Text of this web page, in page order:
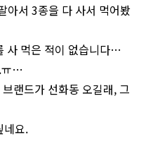
아서 3종을 다 사서 먹어봤
사 먹은 적이 없습니다…
ㅠ…
랜드가 선화동 오길래, 그
네요.